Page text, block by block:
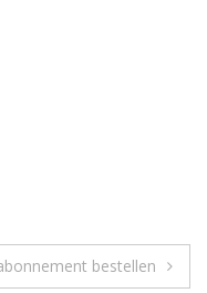
bestellen